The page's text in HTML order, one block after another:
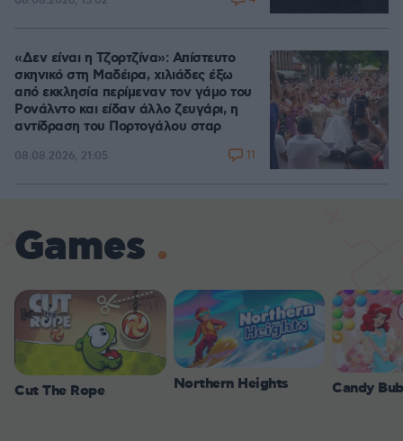
«Δεν είναι η Τζορτζίνα»: Απίστευτο
σκηνικό στη Μαδέιρα, χιλιάδες έξω
από εκκλησία περίμεναν τον γάμο του
Ρονάλντο και είδαν άλλο ζευγάρι, η
αντίδραση του Πορτογάλου σταρ
08.08.2026, 21:05 11
Games
Cut The Rope Northern Heights Candy